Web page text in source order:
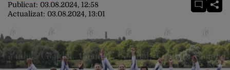
Publicat: 03.08.2024, 12:58
Actualizat: 03.08.2024, 13:01